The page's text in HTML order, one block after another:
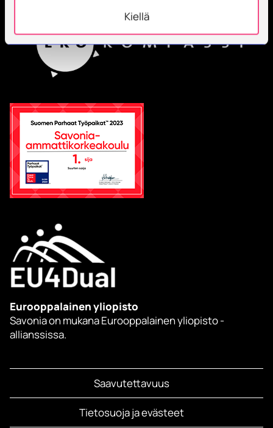
Kiellä
Eurooppalainen yliopisto
Savonia on mukana Eurooppalainen yliopisto -
allianssissa.
Saavutettavuus
Tietosuoja ja evästeet